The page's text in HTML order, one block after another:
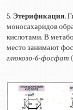
5. Этерификация.
моносахаридов
кислотами. В
место занимают
глюкозо-6-фосфат